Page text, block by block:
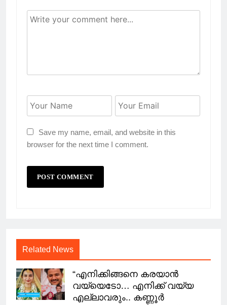
Save my name, email, and website in this
browser for the next time I comment.
Related News
“എനിക്കിങ്ങനെ കരയാൻ
വയ്യെടോ… എനിക്ക് വയ്യ
എല്ലാവരും.. കണ്ണൂർ